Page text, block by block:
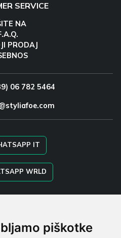
piškotke
SERVICE
NA
PRODAJ
06 782 5464
IT
WRLD
B2B
ORDERS